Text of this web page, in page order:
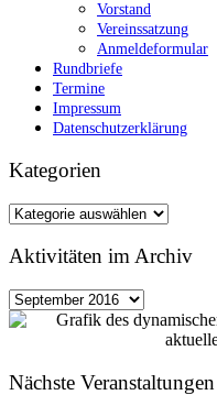
Vorstand
Vereinssatzung
Anmeldeformular
Rundbriefe
Termine
Impressum
Datenschutzerklärung
Kategorien
Kategorien
Aktivitäten im Archiv
Aktivitäten
im
Nächste Veranstaltungen